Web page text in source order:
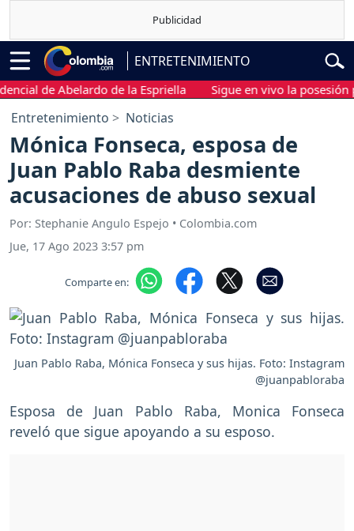
ENTRETENIMIENTO
de Abelardo de la Espriella Sigue en vivo la posesión
Entretenimiento Noticias
Mónica Fonseca, esposa de
Juan Pablo Raba desmiente
acusaciones de abuso sexual
Por: Stephanie Angulo Espejo • Colombia.com
Jue, 17 Ago 2023 3:57 pm
Comparte en:
Juan Pablo Raba, Mónica Fonseca y sus hijas. Foto: Instagram
@juanpabloraba
Esposa de Juan Pablo Raba, Monica Fonseca
reveló que sigue apoyando a su esposo.